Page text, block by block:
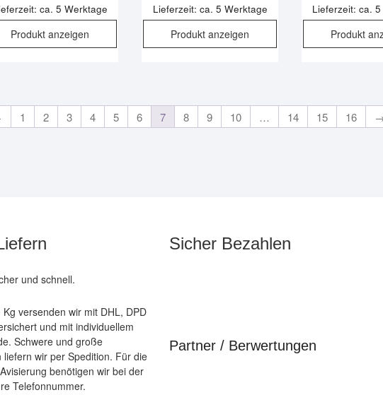
ca. 5 Werktage
Produkt anzeigen
Lieferzeit: ca. 5 Werktage
Produkt anzeigen
Lieferzeit: ca.
Produkt
1 2 3 4 5 6 7 8 9 10 … 14 15 16
und schnell.
versenden wir mit DHL, DPD
und mit individuellem
Schwere und große
liefern wir per Spedition. Für die
benötigen wir bei der
Telefonnummer.
Sicher Bezahlen
Partner / Berwertungen